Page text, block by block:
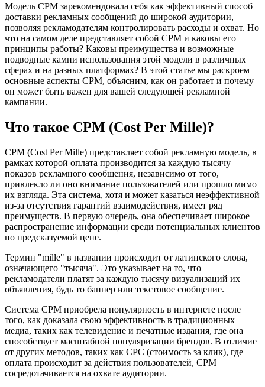
Модель CPM зарекомендовала себя как эффективный способ
доставки рекламных сообщений до широкой аудитории,
позволяя рекламодателям контролировать расходы и охват. Но
что на самом деле представляет собой CPM и каковы его
принципы работы? Каковы преимущества и возможные
подводные камни использования этой модели в различных
сферах и на разных платформах? В этой статье мы раскроем
основные аспекты CPM, объясним, как он работает и почему
он может быть важен для вашей следующей рекламной
кампании.
Что такое CPM (Cost Per Mille)?
CPM (Cost Per Mille) представляет собой рекламную модель, в
рамках которой оплата производится за каждую тысячу
показов рекламного сообщения, независимо от того,
привлекло ли оно внимание пользователей или прошло мимо
их взгляда. Эта система, хотя и может казаться неэффективной
из-за отсутствия гарантий взаимодействия, имеет ряд
преимуществ. В первую очередь, она обеспечивает широкое
распространение информации среди потенциальных клиентов
по предсказуемой цене.
Термин "mille" в названии происходит от латинского слова,
означающего "тысяча". Это указывает на то, что
рекламодатели платят за каждую тысячу визуализаций их
объявления, будь то баннер или текстовое сообщение.
Система CPM приобрела популярность в интернете после
того, как доказала свою эффективность в традиционных
медиа, таких как телевидение и печатные издания, где она
способствует масштабной популяризации брендов. В отличие
от других методов, таких как CPC (стоимость за клик), где
оплата происходит за действия пользователей, CPM
сосредотачивается на охвате аудитории.